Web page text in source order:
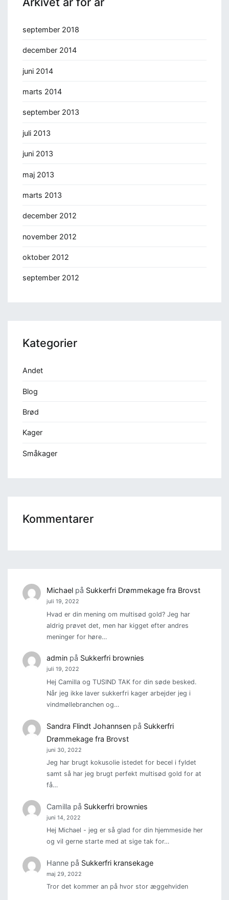
september 2018
december 2014
juni 2014
marts 2014
september 2013
juli 2013
juni 2013
maj 2013
marts 2013
december 2012
november 2012
oktober 2012
september 2012
Kategorier
Andet
Blog
Brød
Kager
Småkager
Kommentarer
Michaelpå Sukkerfri Drømmekage fra Brovst
juli 19, 2022
Hvad er din mening om multisød gold? Jeg har
aldrig prøvet det, men har kigget efter andres
meninger for høre…
adminpå Sukkerfri brownies
juli 19, 2022
Hej Camilla og TUSIND TAK for din søde besked.
Når jeg ikke laver sukkerfri kager arbejder jeg i
vindmøllebranchen og…
Sandra Flindt Johannsenpå Sukkerfri
Drømmekage fra Brovst
juni 30, 2022
Jeg har brugt kokusolie istedet for becel i fyldet
samt så har jeg brugt perfekt multisød gold for at
få…
Camilla på Sukkerfri brownies
juni 14, 2022
Hej Michael - jeg er så glad for din hjemmeside her
og vil gerne starte med at sige tak for…
Hannepå Sukkerfri kransekage
maj 29, 2022
Tror det kommer an på hvor stor æggehviden